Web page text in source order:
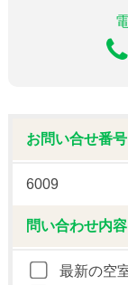
お問い合せ番号
6009
問い合わせ内容
最新の空